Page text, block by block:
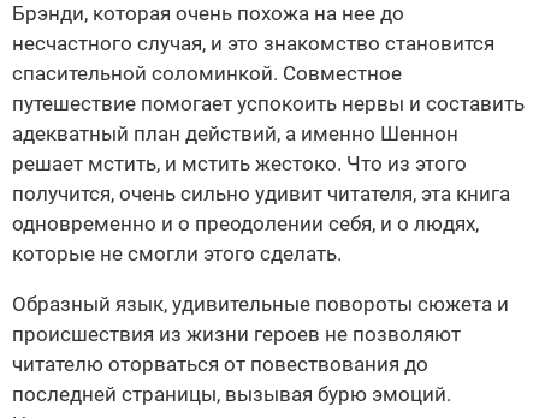
Брэнди, которая очень похожа на нее до
несчастного случая, и это знакомство становится
спасительной соломинкой. Совместное
путешествие помогает успокоить нервы и составить
адекватный план действий, а именно Шеннон
решает мстить, и мстить жестоко. Что из этого
получится, очень сильно удивит читателя, эта книга
одновременно и о преодолении себя, и о людях,
которые не смогли этого сделать.
Образный язык, удивительные повороты сюжета и
происшествия из жизни героев не позволяют
читателю оторваться от повествования до
последней страницы, вызывая бурю эмоций.